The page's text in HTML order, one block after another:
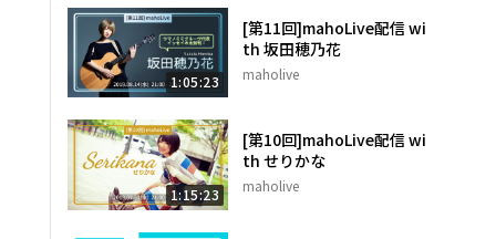
1:05:23
[第11回]mahoLive配信 wi
th 坂田穂乃花
maholive
1:15:23
[第10回]mahoLive配信 wi
th せりかな
maholive